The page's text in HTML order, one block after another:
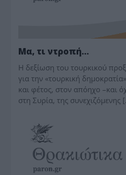
Μα, τι ντροπή…
Η δεξίωση του τουρκικού
για την «τουρκική
και φέτος, στον απόηχο –και
στη Συρία, της συνεχιζόμενης